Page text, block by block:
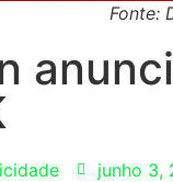
Fonte:
junho 3,